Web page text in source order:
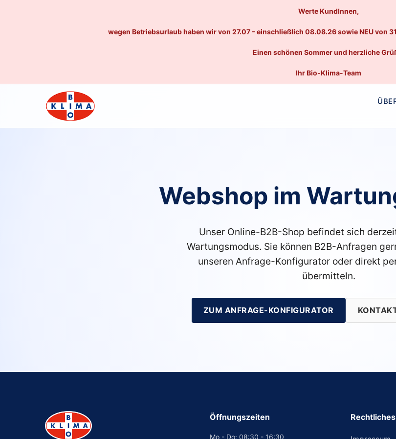
Werte KundInnen,
wegen Betriebsurlaub haben wir von 27.07 – einschließlich 08.08.26 sowie NEU von
Einen schönen Sommer und herzliche
Ihr Bio-Klima-Team
Webshop im
Unser Online-B2B-Shop befindet sich
Wartungsmodus. Sie können B2B-Anfragen
unseren Anfrage-Konfigurator oder direkt
übermitteln.
ZUM ANFRAGE-KONFIGURATOR
Öffnungszeiten
Mo - Do: 08:30 - 16:30
Rechtliches